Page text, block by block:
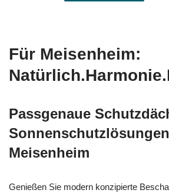
Für Meisenheim:
Passgenaue
Meisenheim
Genießen Sie modern konzipierte